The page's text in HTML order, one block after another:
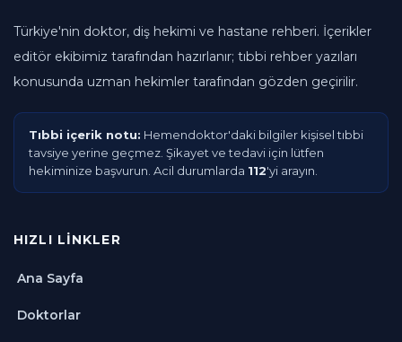
Türkiye'nin doktor, diş hekimi ve hastane rehberi. İçerikler
editör ekibimiz tarafından hazırlanır; tıbbi rehber yazıları
konusunda uzman hekimler tarafından gözden geçirilir.
Tıbbi içerik notu: Hemendoktor'daki bilgiler kişisel tıbbi
tavsiye yerine geçmez. Şikayet ve tedavi için lütfen
hekiminize başvurun. Acil durumlarda 112'yi arayın.
HIZLI LINKLER
Ana Sayfa
Doktorlar